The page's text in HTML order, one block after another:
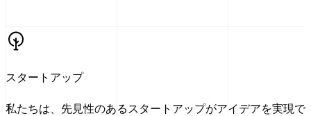
スタートアップ
私たちは、先見性のあるスタートアップがアイデアを実現で